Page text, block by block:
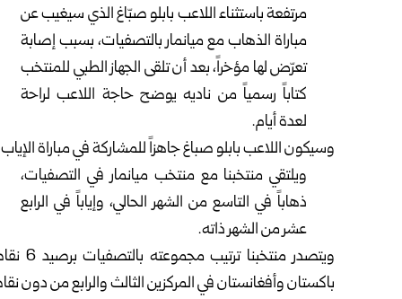
مرتفعة باستثناء اللاعب بابلو صبّاغ الذي سيغيب عن
مباراة الذهاب مع ميانمار بالتصفيات، بسبب إصابة
تعرّض لها مؤخراً، بعد أن تلقى الجهاز الطبي للمنتخب
كتاباً رسمياً من ناديه يوضح حاجة اللاعب لراحة
لعدة أيام.
وسيكون اللاعب بابلو صباغ جاهزاً للمشاركة في مباراة
ويلتقي منتخبنا مع منتخب ميانمار في التصفيات،
ذهاباً في التاسع من الشهر الحالي، وإياباً في الرابع
عشر من الشهر ذاته.
باكستان وأفغانستان في المركزين الثالث والرابع من دون